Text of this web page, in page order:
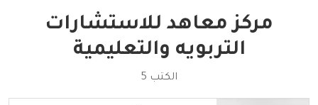
مركز معاهد للاستشارات
التربويه والتعليمية
الكتب 5